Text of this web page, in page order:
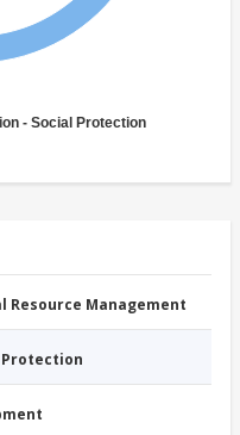
- Social Protection
Resource Management
Protection